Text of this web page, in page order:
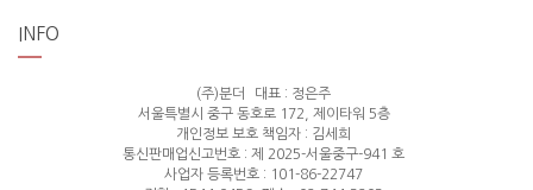
INFO
(주)분더
대표 : 정은주
서울특별시 중구 동호로 172, 제이타워 5층
개인정보 보호 책임자 : 김세희
통신판매업신고번호 : 제 2025-서울중구-941 호
사업자 등록번호 : 101-86-22747